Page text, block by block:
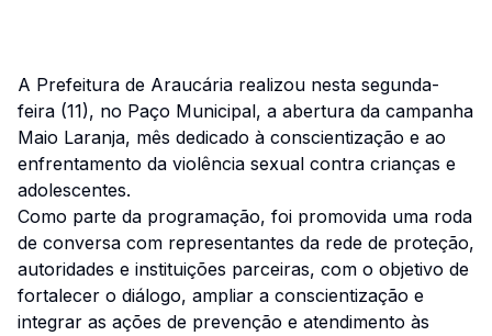
A Prefeitura de Araucária realizou nesta segunda-
feira (11), no Paço Municipal, a abertura da campanha
Maio Laranja, mês dedicado à conscientização e ao
enfrentamento da violência sexual contra crianças e
adolescentes.
Como parte da programação, foi promovida uma roda
de conversa com representantes da rede de proteção,
autoridades e instituições parceiras, com o objetivo de
fortalecer o diálogo, ampliar a conscientização e
integrar as ações de prevenção e atendimento às